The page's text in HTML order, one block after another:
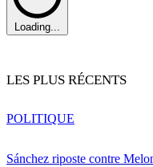
Loading...
LES PLUS RÉCENTS
Sánchez riposte contre
POLITIQUE